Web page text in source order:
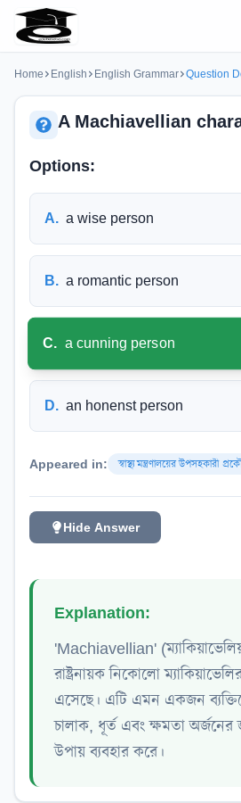
Home English English Grammar Question
A Machiavellian
Options:
A. a wise person
B. a romantic person
C. a cunning person
D. an honenst person
Appeared in: স্বাস্থ্য মন্ত্রণালয়ের উপসহকারী
Hide Answer
Explanation:
'Machiavellian'
রাষ্ট্রনায়ক নিকোলো
এসেছে। এটি এমন একজন
চালাক, ধূর্ত এবং ক্ষমতা
উপায় ব্যবহার করে।